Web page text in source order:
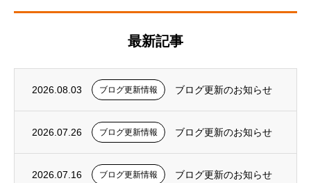
最新記事
2026.08.03 ブログ更新情報 ブログ更新のお知らせ
2026.07.26 ブログ更新情報 ブログ更新のお知らせ
2026.07.16 ブログ更新情報 ブログ更新のお知らせ